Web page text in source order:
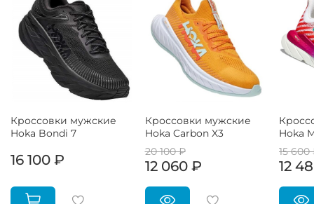
Кроссовки мужские
Hoka Bondi 7
16 100 ₽
Кроссовки мужские
Hoka Carbon X3
20 100 ₽
12 060 ₽
Hoka
15 600
12